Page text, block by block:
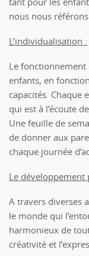
nous nous
L’individualisation :
Le fonctionnement
enfants, en
capacités. Chaque
qui est à l’écoute
Une feuille de
de donner aux
chaque journée
Le développement
A travers diverses
le monde qui
harmonieux de
créativité et